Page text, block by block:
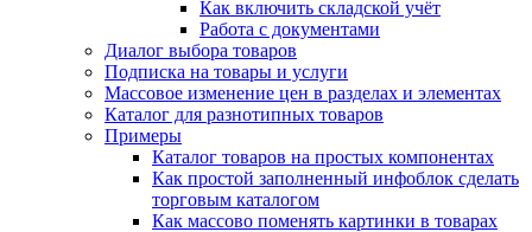
Как включить складской учёт
Работа с документами
Диалог выбора товаров
Подписка на товары и услуги
Массовое изменение цен в разделах и элементах
Каталог для разнотипных товаров
Примеры
Каталог товаров на простых компонентах
Как простой заполненный инфоблок сделать
торговым каталогом
Как массово поменять картинки в товарах